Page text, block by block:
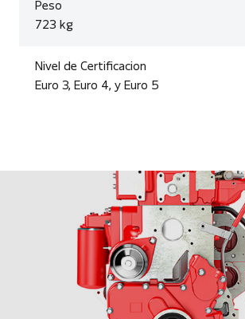
Peso
723 kg
Nivel de Certificacion
Euro 3, Euro 4, y Euro 5